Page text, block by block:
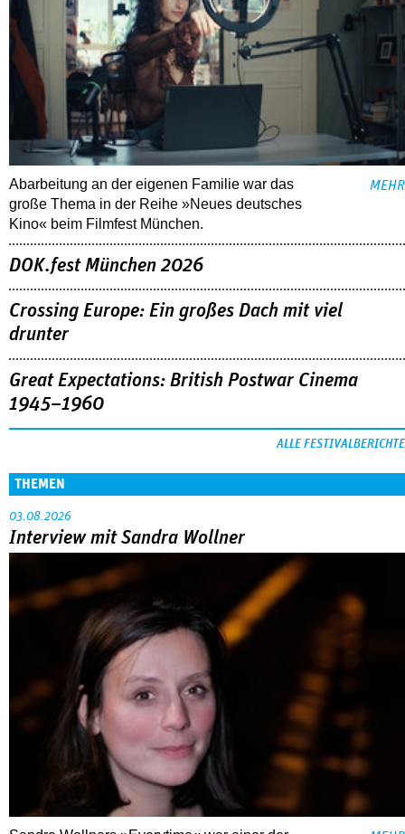
Abarbeitung an der eigenen Familie war das
große Thema in der Reihe »Neues deutsches
Kino« beim Filmfest München.
MEHR
DOK.fest München 2026
Crossing Europe: Ein großes Dach mit viel
drunter
Great Expectations: British Postwar Cinema
1945–1960
ALLE FESTIVALBERICHTE
THEMEN
03.08.2026
Interview mit Sandra Wollner